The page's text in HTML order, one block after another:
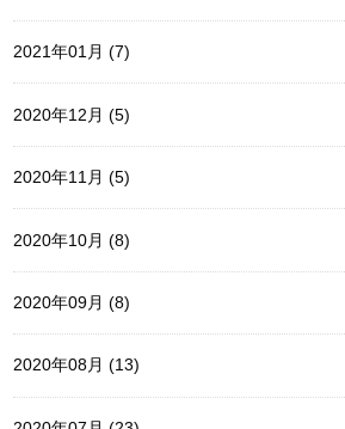
2021年01月 (7)
2020年12月 (5)
2020年11月 (5)
2020年10月 (8)
2020年09月 (8)
2020年08月 (13)